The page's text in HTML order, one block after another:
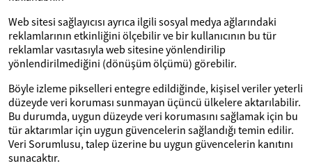
Web sitesi sağlayıcısı ayrıca ilgili sosyal medya ağlarındaki
reklamlarının etkinliğini ölçebilir ve bir kullanıcının bu tür
reklamlar vasıtasıyla web sitesine yönlendirilip
yönlendirilmediğini (dönüşüm ölçümü) görebilir.
Böyle izleme pikselleri entegre edildiğinde, kişisel veriler yeterli
düzeyde veri koruması sunmayan üçüncü ülkelere aktarılabilir.
Bu durumda, uygun düzeyde veri korumasını sağlamak için bu
tür aktarımlar için uygun güvencelerin sağlandığı temin edilir.
Veri Sorumlusu, talep üzerine bu uygun güvencelerin kanıtını
sunacaktır.